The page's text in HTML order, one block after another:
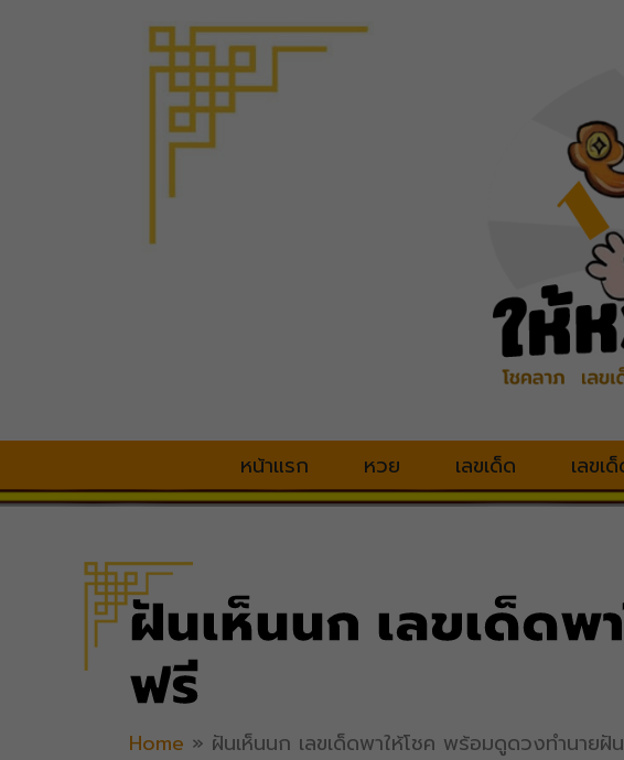
หน้าแรก หวย เลขเด็ด เลขเ
ฝันเห็นนก เลขเด็ดพ
ฟรี
Home » ฝันเห็นนก เลขเด็ดพาให้โชค พร้อมดูดวงทำนายฝั